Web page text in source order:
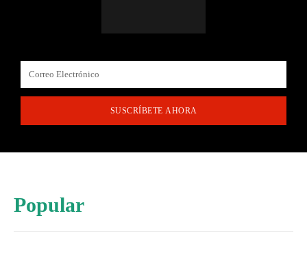
SUSCRÍBETE AHORA
Popular